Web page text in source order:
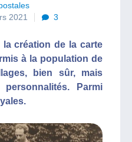
2021
3
la création de la carte
à la population de
bien sûr, mais
personnalités. Parmi